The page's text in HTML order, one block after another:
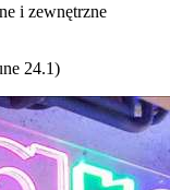
i zewnętrzne
24.1)